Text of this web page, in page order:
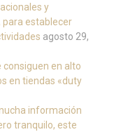
y
para establecer
agosto 29,
consiguen en alto
en tiendas «duty
información
tranquilo, este